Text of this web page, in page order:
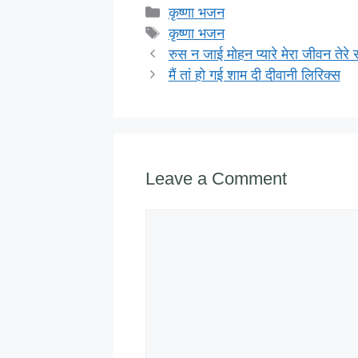
c
e
b
o
tt
er
dI
n
A
p
o
M
Categories
कृष्णा भजन
Tags
कृष्णा भजन
रुस न जाई मोहन प्यारे मेरा जीवन
मैं तां हो गई शाम दी दीवानी लिरिक्स
Leave a Comment